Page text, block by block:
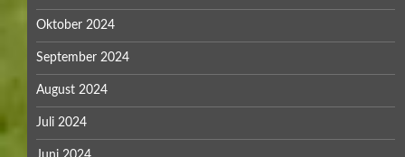
Oktober 2024
September 2024
August 2024
Juli 2024